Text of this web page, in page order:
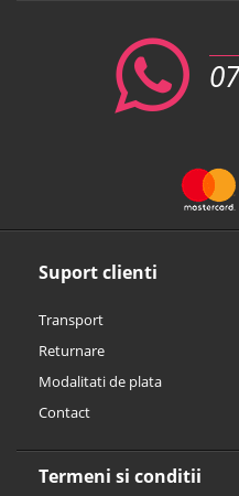
Suport clienti
Transport
Returnare
Modalitati de plata
Contact
Termeni si conditii